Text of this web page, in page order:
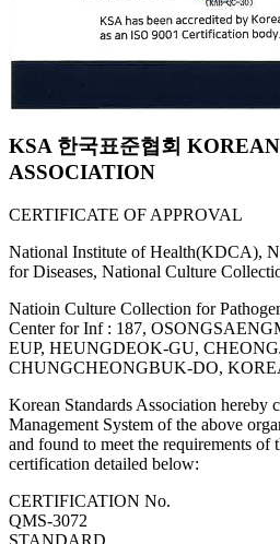
KSA 한국표준협회
ASSOCIATION
CERTIFICATE OF APPROVAL
National Institute of Health(KDCA),
for Diseases, National Culture
Natioin Culture Collection for
Center for Inf : 187,
EUP, HEUNGDEOK-GU,
CHUNGCHEONGBUK-DO,
Korean Standards Association hereby
Management System of the above
and found to meet the requirements of
certification detailed below:
CERTIFICATION No.
QMS-3072
STANDARD